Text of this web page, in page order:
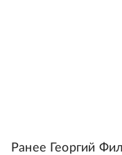
Ранее Георгий